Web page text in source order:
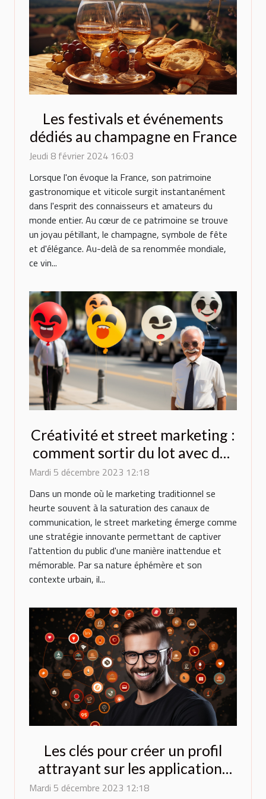
Les festivals et événements
dédiés au champagne en France
Jeudi 8 février 2024 16:03
Lorsque l'on évoque la France, son patrimoine
gastronomique et viticole surgit instantanément
dans l'esprit des connaisseurs et amateurs du
monde entier. Au cœur de ce patrimoine se trouve
un joyau pétillant, le champagne, symbole de fête
et d'élégance. Au-delà de sa renommée mondiale,
ce vin...
Créativité et street marketing :
comment sortir du lot avec des
ballons originaux ?
Mardi 5 décembre 2023 12:18
Dans un monde où le marketing traditionnel se
heurte souvent à la saturation des canaux de
communication, le street marketing émerge comme
une stratégie innovante permettant de captiver
l'attention du public d'une manière inattendue et
mémorable. Par sa nature éphémère et son
contexte urbain, il...
Les clés pour créer un profil
attrayant sur les applications
de rencontres
Mardi 5 décembre 2023 12:18